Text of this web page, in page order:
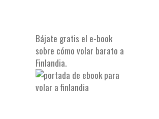
Bájate gratis el e-book
sobre cómo volar barato a
Finlandia.